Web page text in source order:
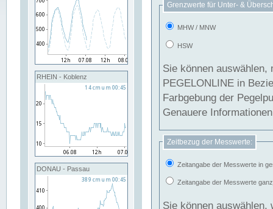
RHEIN - Koblenz
DONAU - Passau
Grenzwerte für Unter- &
MHW / MNW
HSW
Sie können
PEGELONLINE in Beziehung
Farbgebung der
Genauere
Zeitbezug der Messwerte:
Zeitangabe der Messwerte in
Zeitangabe der Messwerte
Sie können auswählen,